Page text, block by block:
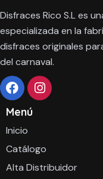
Disfraces Rico S.L es
especializada en la
disfraces originales
del carnaval.
Menú
Inicio
Catálogo
Alta Distribuidor